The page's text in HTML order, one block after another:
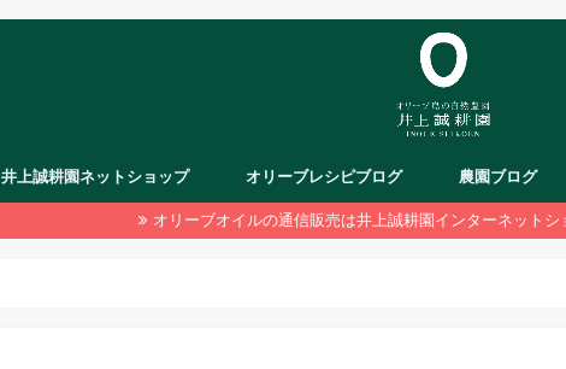
井上誠耕園ネットショップ オリーブレシピブログ 農園ブログ
オリーブオイルの通信販売は井上誠耕園インターネットシ